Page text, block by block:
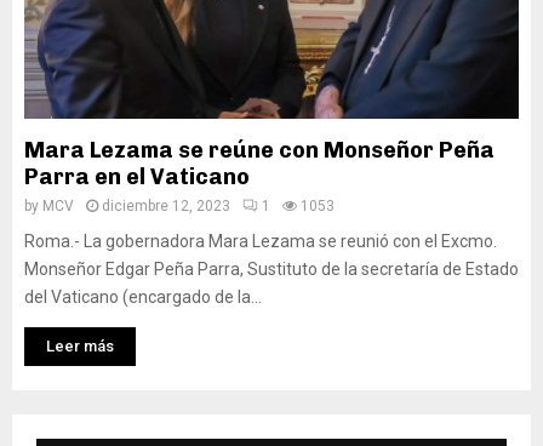
Mara Lezama se reúne con Monseñor Peña
Parra en el Vaticano
by MCV diciembre 12, 2023 1 1053
Roma.- La gobernadora Mara Lezama se reunió con el Excmo.
Monseñor Edgar Peña Parra, Sustituto de la secretaría de Estado
del Vaticano (encargado de la...
Leer más